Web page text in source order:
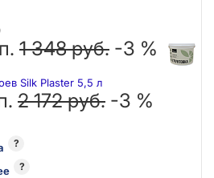
1 348 руб. -3 %
Silk Plaster 5,5 л
2 172 руб. -3 %
?
?